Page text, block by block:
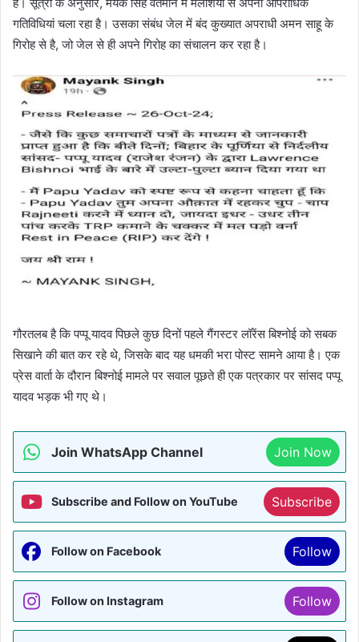
गतिविधियां चला रहा है। उसका संबंध जेल में बंद कुख्यात अपराधी अमन साहू के
गिरोह से है, जो जेल से ही अपने गिरोह का संचालन कर रहा है।
गौरतलब है कि पप्पू यादव पिछले कुछ दिनों पहले गैंगस्टर लॉरेंस बिश्नोई को सबक
सिखाने की बात कर रहे थे, जिसके बाद यह धमकी भरा पोस्ट सामने आया है। एक
प्रेस वार्ता के दौरान बिश्नोई मामले पर सवाल पूछते ही एक पत्रकार पर सांसद पप्पू
यादव भड़क भी गए थे।
Join WhatsApp Channel Join Now
Subscribe and Follow on YouTube Subscribe
Follow on Facebook Follow
Follow on Instagram Follow